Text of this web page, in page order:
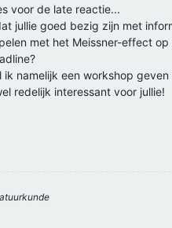
voor de late reactie...
jullie goed bezig zijn met
met het Meissner-effect op
ik namelijk een workshop
redelijk interessant voor jullie!